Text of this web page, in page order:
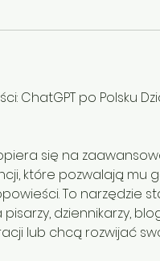
ChatGPT po Polsku
się na
które pozwalają mu
To narzędzie
dziennikarzy,
lub chcą rozwijać